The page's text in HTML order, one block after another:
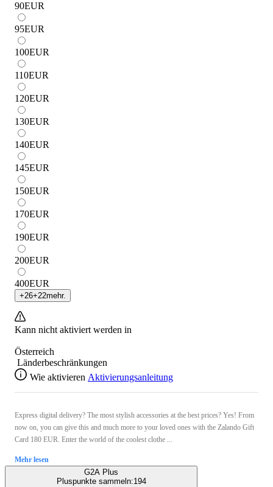
90EUR
95EUR
100EUR
110EUR
120EUR
130EUR
140EUR
145EUR
150EUR
170EUR
190EUR
200EUR
400EUR
+26+22mehr.
Kann nicht aktiviert werden in
Österreich
Länderbeschränkungen
Wie aktivieren Aktivierungsanleitung
Express digital delivery? The most stylish accessories at the best prices? Yes! From
now on, you can give this and much more to your loved ones with the Zalando Gift
Card 180 EUR. Enter the world of the coolest clothe ...
Mehr lesen
G2A Plus
Pluspunkte sammeln:194